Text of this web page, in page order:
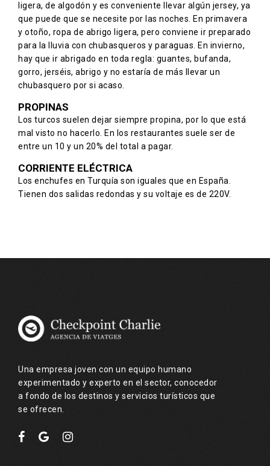
ligera, de algodón y es conveniente llevar algún jersey, ya
que puede que se necesite por las noches. En primavera
y otoño, ropa de abrigo ligera, pero conviene ir preparado
para la lluvia con chubasqueros y paraguas. En invierno,
hay que ir abrigado en toda regla: guantes, bufanda,
gorro, jerséis, abrigo y no estaría de más llevar un
chubasquero por si acaso.
PROPINAS
Los turcos suelen dejar siempre propina, por lo que está
mal visto no hacerlo. En los restaurantes suele ser de
entre un 10 y un 20% del total a pagar.
CORRIENTE ELÉCTRICA
Los enchufes en Turquía son iguales que en España.
Tienen dos salidas redondas y su voltaje es de 220V.
Una empresa joven con un equipo humano
experimentado y experto en el sector, conocedor
a fondo de los destinos y servicios turísticos que
se ofrecen.